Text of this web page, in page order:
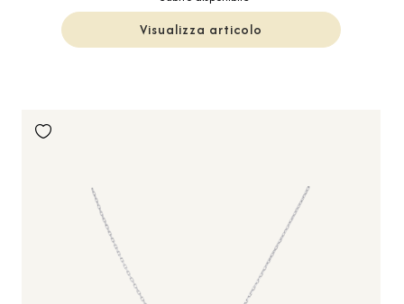
Visualizza articolo